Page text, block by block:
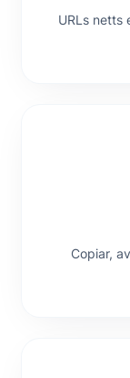
URLs netts
Copiar,